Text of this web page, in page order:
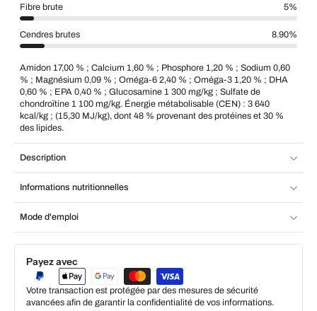
Fibre brute 5%
Cendres brutes 8.90%
Amidon 17,00 % ; Calcium 1,60 % ; Phosphore 1,20 % ; Sodium 0,60
% ; Magnésium 0,09 % ; Oméga-6 2,40 % ; Oméga-3 1,20 % ; DHA
0,60 % ; EPA 0,40 % ; Glucosamine 1 300 mg/kg ; Sulfate de
chondroïtine 1 100 mg/kg. Énergie métabolisable (CEN) : 3 640
kcal/kg ; (15,30 MJ/kg), dont 48 % provenant des protéines et 30 %
des lipides.
Description
Informations nutritionnelles
Mode d'emploi
Payez avec
Votre transaction est protégée par des mesures de sécurité
avancées afin de garantir la confidentialité de vos informations.